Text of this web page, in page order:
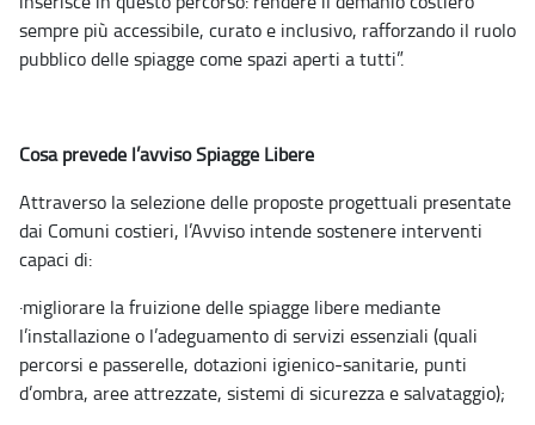
sempre più accessibile, curato e inclusivo, rafforzando il ruolo
pubblico delle spiagge come spazi aperti a tutti”.
Cosa prevede l’avviso Spiagge Libere
Attraverso la selezione delle proposte progettuali presentate
dai Comuni costieri, l’Avviso intende sostenere interventi
capaci di:
·migliorare la fruizione delle spiagge libere mediante
l’installazione o l’adeguamento di servizi essenziali (quali
percorsi e passerelle, dotazioni igienico‑sanitarie, punti
d’ombra, aree attrezzate, sistemi di sicurezza e salvataggio);